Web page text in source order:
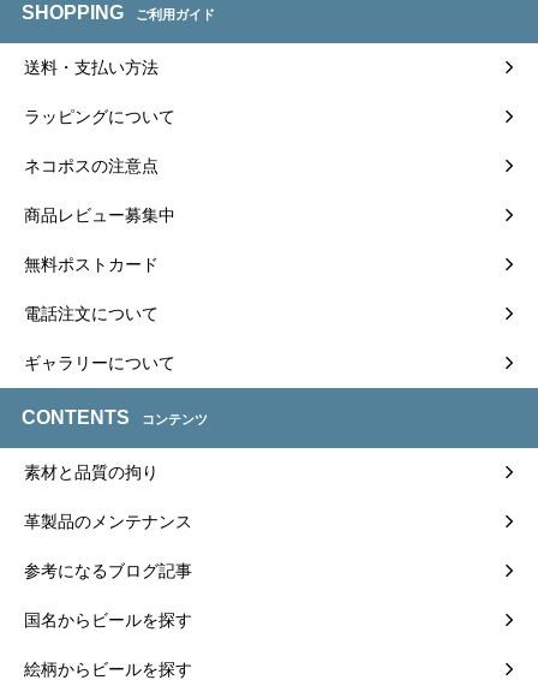
SHOPPING ご利用ガイド
送料・支払い方法
ラッピングについて
ネコポスの注意点
商品レビュー募集中
無料ポストカード
電話注文について
ギャラリーについて
CONTENTS コンテンツ
素材と品質の拘り
革製品のメンテナンス
参考になるブログ記事
国名からビールを探す
絵柄からビールを探す